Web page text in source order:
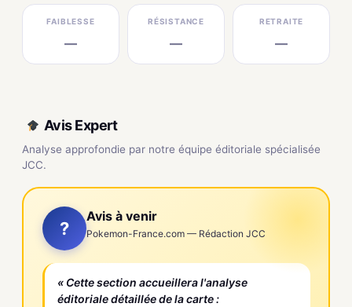
FAIBLESSE
—
RÉSISTANCE
—
RETRAITE
—
Avis Expert
Analyse approfondie par notre équipe éditoriale spécialisée
JCC.
?
Avis à venir
Pokemon-France.com — Rédaction JCC
« Cette section accueillera l'analyse
éditoriale détaillée de la carte :